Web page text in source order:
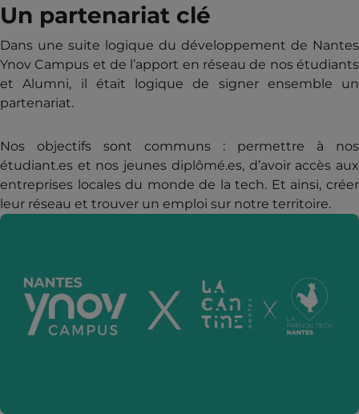
Un partenariat clé
Dans une suite logique du développement de Nantes
Ynov Campus et de l’apport en réseau de nos étudiants
et Alumni, il était logique de signer ensemble un
partenariat.
Nos objectifs sont communs : permettre à nos
étudiant.es et nos jeunes diplômé.es, d’avoir accès aux
entreprises locales du monde de la tech. Et ainsi, créer
leur réseau et trouver un emploi sur notre territoire.